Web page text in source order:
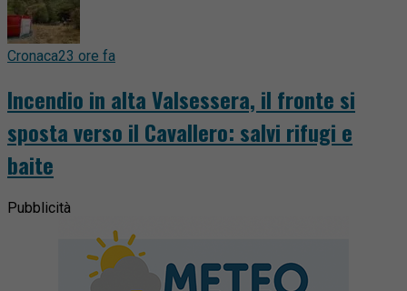
Cronaca23 ore fa
Incendio in alta Valsessera, il fronte si
sposta verso il Cavallero: salvi rifugi e
baite
Pubblicità